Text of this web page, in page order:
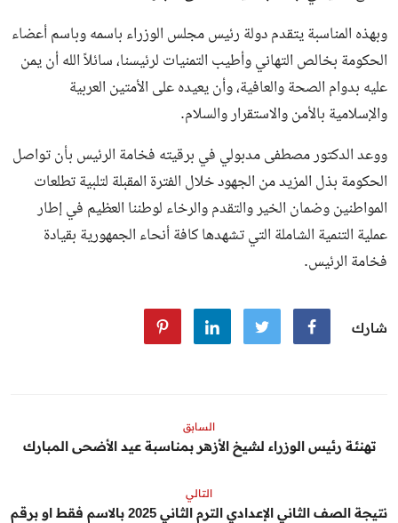
وبهذه المناسبة يتقدم دولة رئيس مجلس الوزراء باسمه وباسم أعضاء
الحكومة بخالص التهاني وأطيب التمنيات لرئيسنا، سائلاً الله أن يمن
عليه بدوام الصحة والعافية، وأن يعيده على الأمتين العربية
والإسلامية بالأمن والاستقرار والسلام.
ووعد الدكتور مصطفى مدبولي في برقيته فخامة الرئيس بأن تواصل
الحكومة بذل المزيد من الجهود خلال الفترة المقبلة لتلبية تطلعات
المواطنين وضمان الخير والتقدم والرخاء لوطننا العظيم في إطار
عملية التنمية الشاملة التي تشهدها كافة أنحاء الجمهورية بقيادة
فخامة الرئيس.
شارك
السابق
تهنئة رئيس الوزراء لشيخ الأزهر بمناسبة عيد الأضحى المبارك
التالي
نتيجة الصف الثاني الإعدادي الترم الثاني 2025 بالاسم فقط او برقم